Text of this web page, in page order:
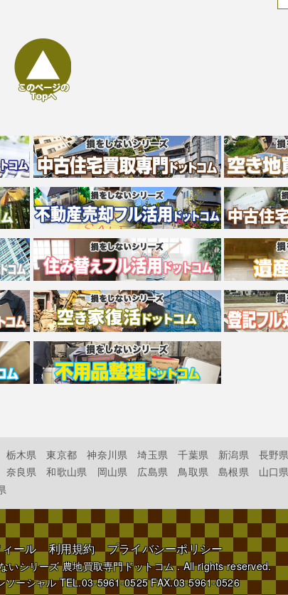
栃木県 東京都 神奈川県 埼玉県 千葉県 新潟県 長野県
奈良県 和歌山県 岡山県 広島県 鳥取県 島根県 山口県
ール 利用規約 プライバシーポリシー
いシリーズ 農地買取専門ドットコム. All rights reserved.
ソーシャルTEL.03-5961-0525 FAX.03-5961-0526